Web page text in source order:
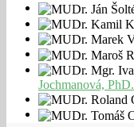
Jochmanová, PhD.